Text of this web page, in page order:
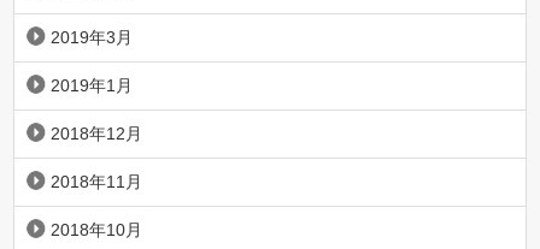
2019年3月
2019年1月
2018年12月
2018年11月
2018年10月